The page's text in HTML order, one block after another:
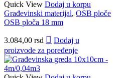
Quick View Dodaj u korpu
Građevinski materijal, OSB ploče
OSB ploča 18 mm
3.084,00 rsd
Dodaj u
proizvode za poređenje